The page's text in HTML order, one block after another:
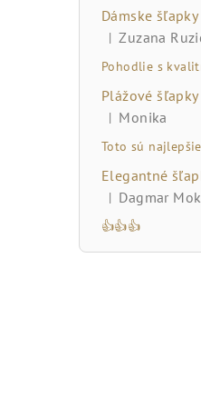
l
Dámske
Hodnotenie
| Zuzana
Pohodlie s
Plážové šľapky
Hodnotenie
| Monika
Toto sú
Elegantné
Hodnotenie
| Dagmar
👍👍👍